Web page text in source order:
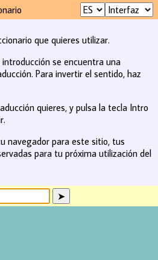
que quieres utilizar.
se encuentra una
Para invertir el sentido, haz
quieres, y pulsa la tecla Intro
navegador para este sitio, tus
para tu próxima utilización del